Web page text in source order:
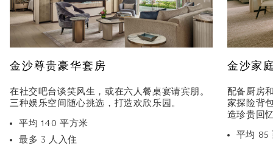
金沙尊贵豪华套房
在社交吧台谈笑风生，或在六人餐桌宴请宾朋。
三种娱乐空间随心挑选，打造欢欣乐园。
平均 140 平方米
最多 3 人入住
金沙家
配备厨房
家探险背
造珍贵回
平均 85